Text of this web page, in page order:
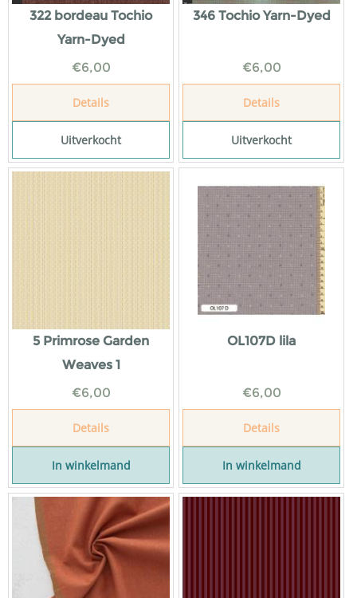
322 bordeau Tochio
Yarn-Dyed
€6,00
Details
Uitverkocht
346 Tochio Yarn-Dyed
€6,00
Details
Uitverkocht
5 Primrose Garden
Weaves 1
€6,00
Details
In winkelmand
OL107D lila
€6,00
Details
In winkelmand